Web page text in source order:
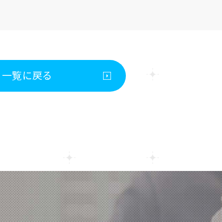
一覧に戻る